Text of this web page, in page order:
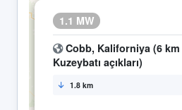
1.1 MW
Cobb, Kaliforniya (6 km
Kuzeybatı açıkları)
1.8 km